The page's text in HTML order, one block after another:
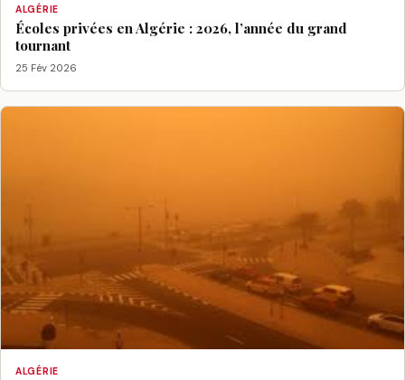
ALGÉRIE
Écoles privées en Algérie : 2026, l’année du grand
tournant
25 Fév 2026
ALGÉRIE